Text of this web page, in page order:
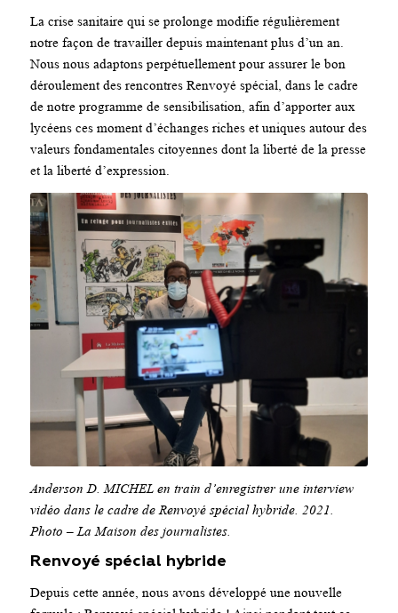
La crise sanitaire qui se prolonge modifie régulièrement
notre façon de travailler depuis maintenant plus d’un an.
Nous nous adaptons perpétuellement pour assurer le bon
déroulement des rencontres Renvoyé spécial, dans le cadre
de notre programme de sensibilisation, afin d’apporter aux
lycéens ces moment d’échanges riches et uniques autour des
valeurs fondamentales citoyennes dont la liberté de la presse
et la liberté d’expression.
Anderson D. MICHEL en train d’enregistrer une interview
vidéo dans le cadre de Renvoyé spécial hybride. 2021.
Photo – La Maison des journalistes.
Renvoyé spécial hybride
Depuis cette année, nous avons développé une nouvelle